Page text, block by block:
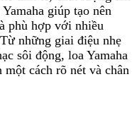
giúp tạo nên
phù hợp với nhiều
những giai điệu nhẹ
sôi động, loa Yamaha
cách rõ nét và chân